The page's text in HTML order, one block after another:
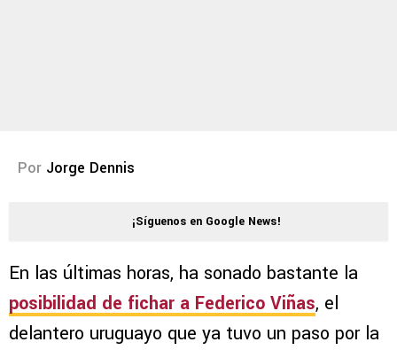
Por Jorge Dennis
¡Síguenos en Google News!
En las últimas horas, ha sonado bastante la
posibilidad de fichar a Federico Viñas, el
delantero uruguayo que ya tuvo un paso por la